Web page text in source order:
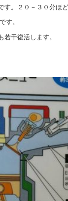
す。２０－３０分ほど
す。
干復活します。